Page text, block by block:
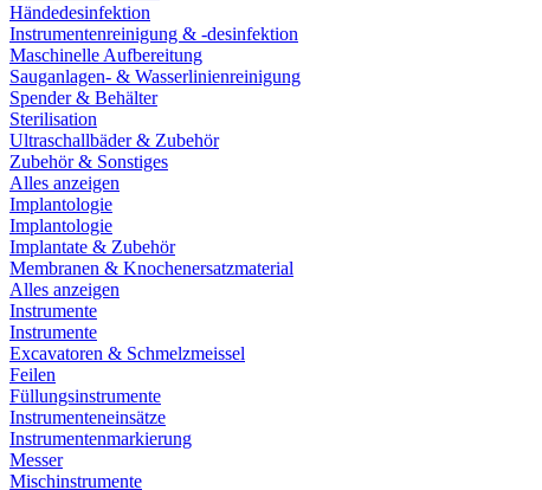
Händedesinfektion
Instrumentenreinigung & -desinfektion
Maschinelle Aufbereitung
Sauganlagen- & Wasserlinienreinigung
Spender & Behälter
Sterilisation
Ultraschallbäder & Zubehör
Zubehör & Sonstiges
Alles anzeigen
Implantologie
Implantologie
Implantate & Zubehör
Membranen & Knochenersatzmaterial
Alles anzeigen
Instrumente
Instrumente
Excavatoren & Schmelzmeissel
Feilen
Füllungsinstrumente
Instrumenteneinsätze
Instrumentenmarkierung
Messer
Mischinstrumente